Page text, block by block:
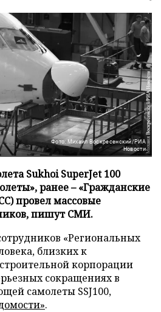
Фото: Михаил Воскресенский/РИА
Новости
Sukhoi SuperJet 100
ранее – «Гражданские
провел массовые
пишут СМИ.
«Региональных
близких к
корпорации
сокращениях в
самолеты SSJ100,
.